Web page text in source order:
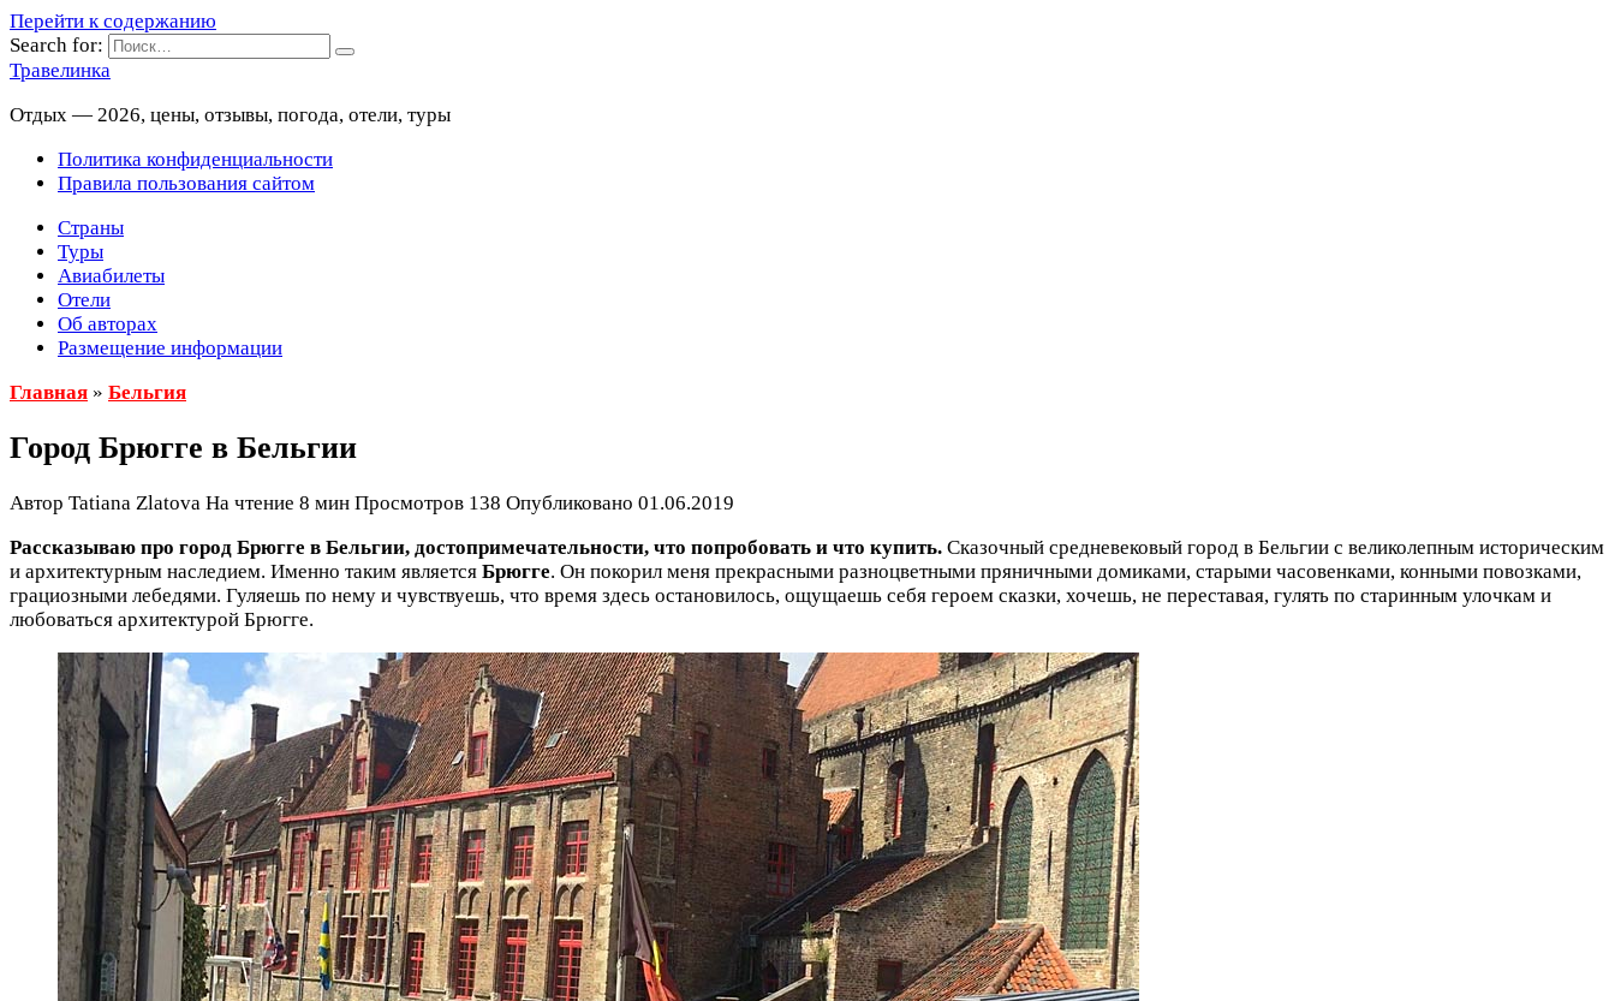
Перейти к содержанию
Search for:
Травелинка
Отдых — 2026, цены, отзывы, погода, отели, туры
Политика конфиденциальности
Правила пользования сайтом
Страны
Туры
Авиабилеты
Отели
Об авторах
Размещение информации
Главная » Бельгия
Город Брюгге в Бельгии
Автор Tatiana Zlatova На чтение 8 мин Просмотров 138 Опубликовано 01.06.2019
Рассказываю про город Брюгге в Бельгии, достопримечательности, что попробовать и что купить. Сказочный средневековый город в Бельгии с великолепным историческим
и архитектурным наследием. Именно таким является Брюгге. Он покорил меня прекрасными разноцветными пряничными домиками, старыми часовенками, конными повозками,
грациозными лебедями. Гуляешь по нему и чувствуешь, что время здесь остановилось, ощущаешь себя героем сказки, хочешь, не переставая, гулять по старинным улочкам и
любоваться архитектурой Брюгге.